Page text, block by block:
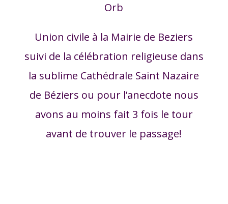
Orb
Union civile à la Mairie de Beziers
suivi de la célébration religieuse dans
la sublime Cathédrale Saint Nazaire
de Béziers ou pour l’anecdote nous
avons au moins fait 3 fois le tour
avant de trouver le passage!